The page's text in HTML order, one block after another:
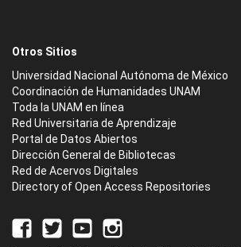
Otros Sitios
Universidad Nacional Autónoma de México
Coordinación de Humanidades UNAM
Toda la UNAM en línea
Red Universitaria de Aprendizaje
Portal de Datos Abiertos
Dirección General de Bibliotecas
Red de Acervos Digitales
Directory of Open Access Repositories